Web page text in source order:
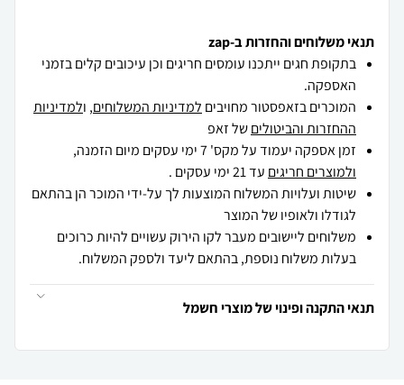
תנאי משלוחים והחזרות ב-zap
בתקופת חגים ייתכנו עומסים חריגים וכן עיכובים קלים בזמני
האספקה.
המוכרים בזאפסטור מחויבים למדיניות המשלוחים, ולמדיניות
ההחזרות והביטוליםשל זאפ
זמן אספקה יעמוד על מקס' 7 ימי עסקים מיום הזמנה,
ולמוצרים חריגים עד 21 ימי עסקים .
שיטות ועלויות המשלוח המוצעות לך על-ידי המוכר הן בהתאם
לגודלו ולאופיו של המוצר
משלוחים ליישובים מעבר לקו הירוק עשויים להיות כרוכים
בעלות משלוח נוספת, בהתאם ליעד ולספק המשלוח.
תנאי התקנה ופינוי של מוצרי חשמל